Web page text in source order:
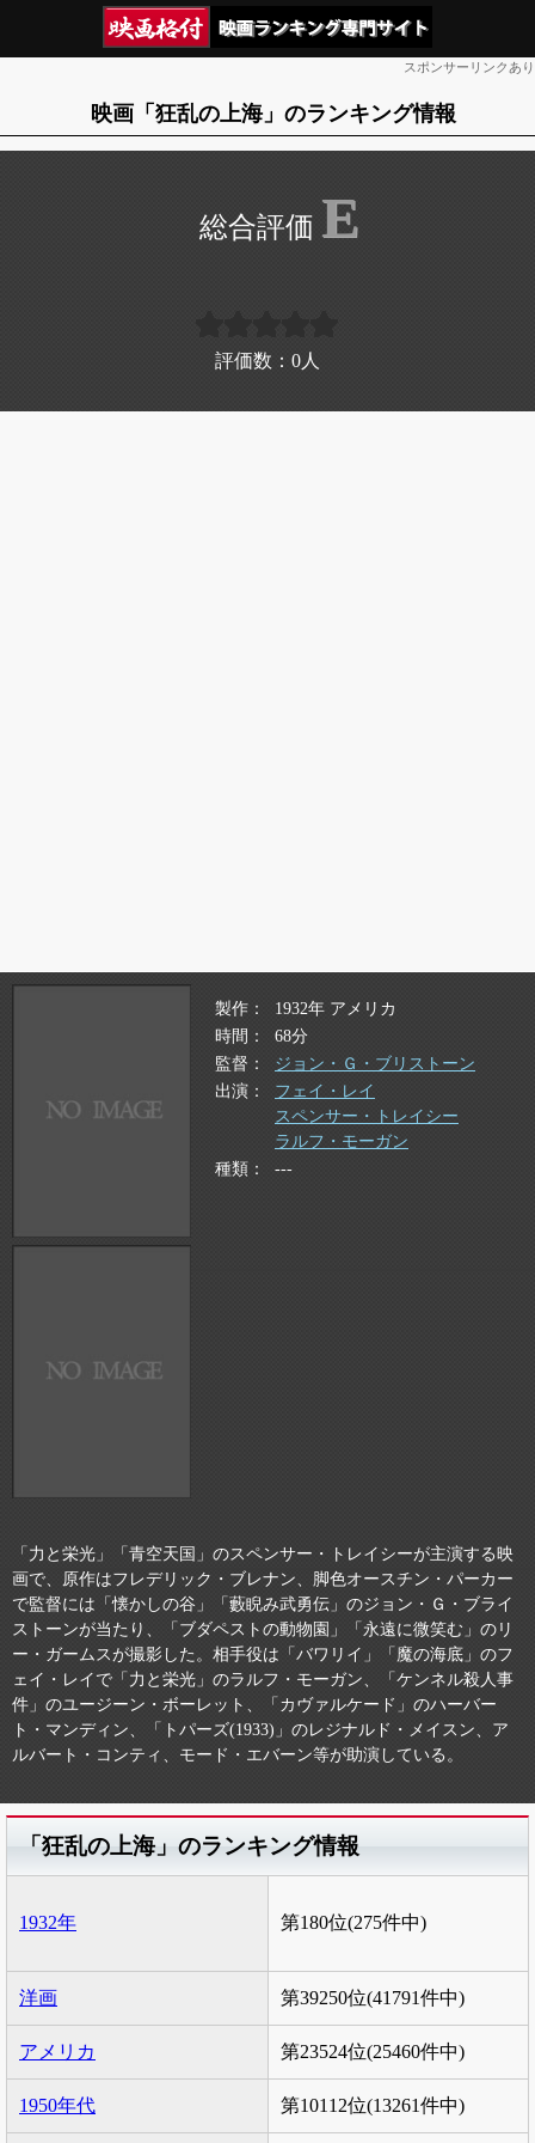
スポンサーリンクあり
映画「狂乱の上海」のランキング情報
E
評価数： 0 人
製作
1932年 アメリカ
時間
68分
監督
ジョン・Ｇ・ブリストーン
出演
フェイ・レイ
スペンサー・トレイシー
ラルフ・モーガン
種類
---
「力と栄光」「青空天国」のスペンサー・トレイシーが主演する映
画で、原作はフレデリック・ブレナン、脚色オースチン・パーカー
で監督には「懐かしの谷」「藪睨み武勇伝」のジョン・Ｇ・ブライ
ストーンが当たり、「ブダペストの動物園」「永遠に微笑む」のリ
ー・ガームスが撮影した。相手役は「バワリイ」「魔の海底」のフ
ェイ・レイで「力と栄光」のラルフ・モーガン、「ケンネル殺人事
件」のユージーン・ボーレット、「カヴァルケード」のハーバー
ト・マンディン、「トパーズ(1933)」のレジナルド・メイスン、ア
ルバート・コンティ、モード・エバーン等が助演している。
「狂乱の上海」のランキング情報
1932年 第180位(275件中)
洋画 第39250位(41791件中)
アメリカ 第23524位(25460件中)
1950年代 第10112位(13261件中)